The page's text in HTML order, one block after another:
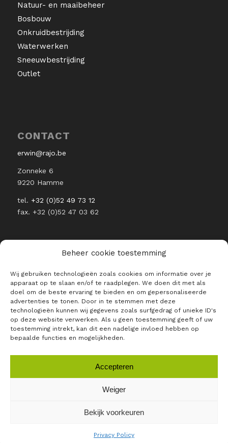
Beheer cookie toestemming
Wij gebruiken technologieën zoals cookies om informatie over je
apparaat op te slaan en/of te raadplegen. We doen dit met als
doel om de beste ervaring te bieden en om gepersonaliseerde
advertenties te tonen. Door in te stemmen met deze
technologieën kunnen wij gegevens zoals surfgedrag of unieke ID's
op deze website verwerken. Als u geen toestemming geeft of uw
toestemming intrekt, kan dit een nadelige invloed hebben op
bepaalde functies en mogelijkheden.
Accepteren
Weiger
Bekijk voorkeuren
Privacy Policy
Natuur- en maaibeheer
Bosbouw
Onkruidbestrijding
Waterwerken
Sneeuwbestrijding
Outlet
CONTACT
erwin@rajo.be
Zonneke 6
9220 Hamme
tel. +32 (0)52 49 73 12
fax. +32 (0)52 47 03 62
BLIJF OP DE HOOGTE VAN ALLE
RAJO NIEUWTJES
E-mailadres *
Momentum Marketing